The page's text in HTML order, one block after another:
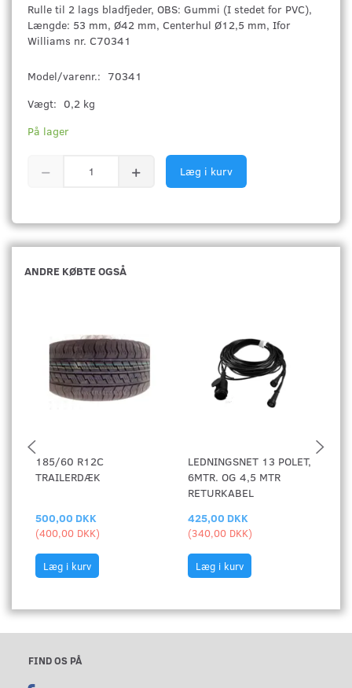
Rulle til 2 lags bladfjeder, OBS: Gummi (I stedet for PVC),
Længde: 53 mm, Ø42 mm, Centerhul Ø12,5 mm, Ifor
Williams nr. C70341
Model/varenr.: 70341
Vægt: 0,2 kg
På lager
Læg i kurv
ANDRE KØBTE OGSÅ
185/60 R12C
TRAILERDÆK
500,00 DKK
(400,00 DKK)
Læg i kurv
LEDNINGSNET 13 POLET,
6MTR. OG 4,5 MTR
RETURKABEL
425,00 DKK
(340,00 DKK)
Læg i kurv
FIND OS PÅ